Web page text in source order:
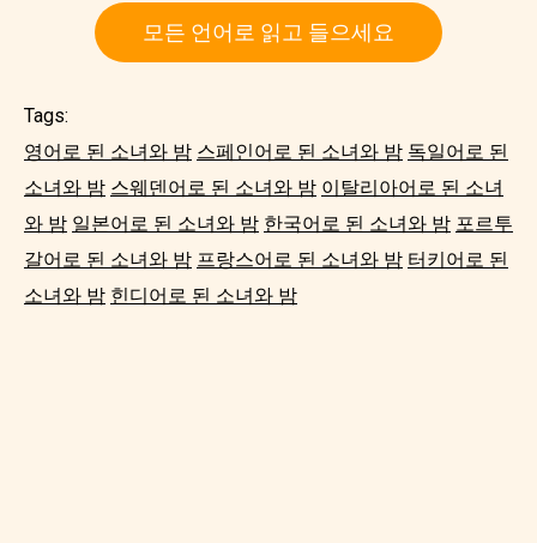
모든 언어로 읽고 들으세요
Tags:
영어로 된 소녀와 밤 스페인어로 된 소녀와 밤 독일어로 된
소녀와 밤 스웨덴어로 된 소녀와 밤 이탈리아어로 된 소녀
와 밤 일본어로 된 소녀와 밤 한국어로 된 소녀와 밤 포르투
갈어로 된 소녀와 밤 프랑스어로 된 소녀와 밤 터키어로 된
소녀와 밤 힌디어로 된 소녀와 밤